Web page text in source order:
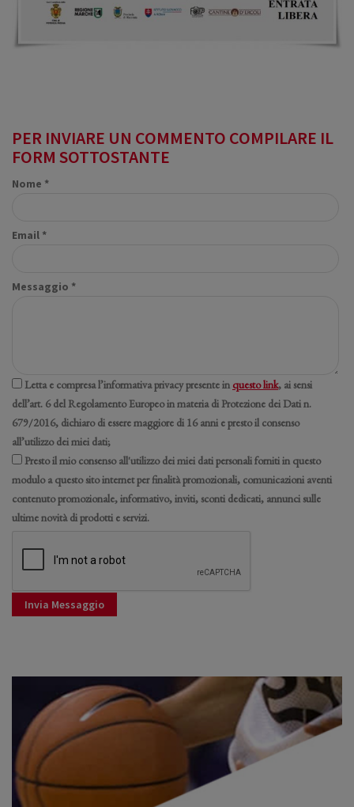
PER INVIARE UN COMMENTO COMPILARE IL
FORM SOTTOSTANTE
Nome *
Email *
Messaggio *
Letta e compresa l’informativa privacy presente in questo link, ai sensi
dell’art. 6 del Regolamento Europeo in materia di Protezione dei Dati n.
679/2016, dichiaro di essere maggiore di 16 anni e presto il consenso
all’utilizzo dei miei dati;
Presto il mio consenso all'utilizzo dei miei dati personali forniti in questo
modulo a questo sito internet per finalità promozionali, comunicazioni aventi
contenuto promozionale, informativo, inviti, sconti dedicati, annunci sulle
ultime novità di prodotti e servizi.
Invia Messaggio